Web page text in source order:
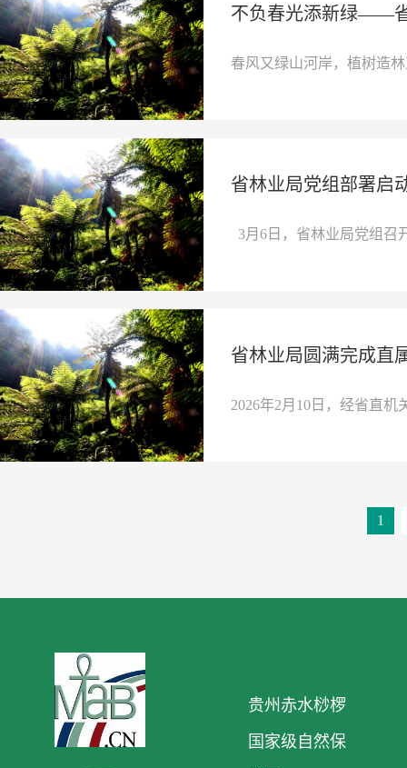
不负春光添新绿——
春风又绿山河岸，植树造
省林业局党组部署启
3月6日，省林业局党组
省林业局圆满完成直
2026年2月10日，经省直
1
贵州赤水桫椤
国家级自然保